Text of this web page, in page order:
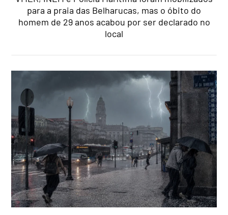
para a praia das Belharucas, mas o óbito do
homem de 29 anos acabou por ser declarado no
local